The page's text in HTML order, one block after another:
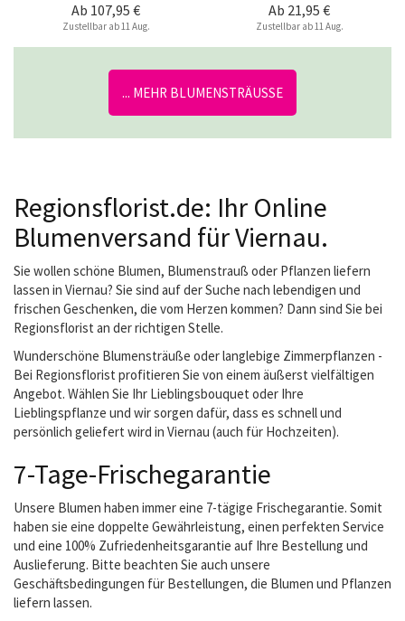
Ab 107,95 €
Zustellbar ab 11 Aug.
Ab 21,95 €
Zustellbar ab 11 Aug.
... MEHR BLUMENSTRÄUSSE
Regionsflorist.de: Ihr Online
Blumenversand für Viernau.
Sie wollen schöne Blumen, Blumenstrauß oder Pflanzen liefern
lassen in Viernau? Sie sind auf der Suche nach lebendigen und
frischen Geschenken, die vom Herzen kommen? Dann sind Sie bei
Regionsflorist an der richtigen Stelle.
Wunderschöne Blumensträuße oder langlebige Zimmerpflanzen -
Bei Regionsflorist profitieren Sie von einem äußerst vielfältigen
Angebot. Wählen Sie Ihr Lieblingsbouquet oder Ihre
Lieblingspflanze und wir sorgen dafür, dass es schnell und
persönlich geliefert wird in Viernau (auch für Hochzeiten).
7-Tage-Frischegarantie
Unsere Blumen haben immer eine 7-tägige Frischegarantie. Somit
haben sie eine doppelte Gewährleistung, einen perfekten Service
und eine 100% Zufriedenheitsgarantie auf Ihre Bestellung und
Auslieferung. Bitte beachten Sie auch unsere
Geschäftsbedingungen für Bestellungen, die Blumen und Pflanzen
liefern lassen.